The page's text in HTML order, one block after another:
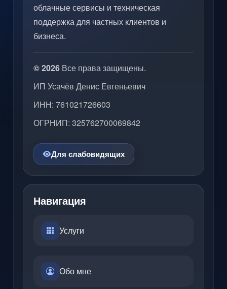
облачные сервисы и техническая
поддержка для частных клиентов и
бизнеса.
© 2026 Все права защищены.
ИП Усачёв Денис Евгеньевич
ИНН: 761021726603
ОГРНИП: 325762700069842
Для слабовидящих
Навигация
Услуги
Обо мне